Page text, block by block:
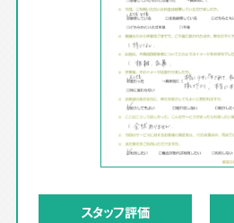
スタッフ評価